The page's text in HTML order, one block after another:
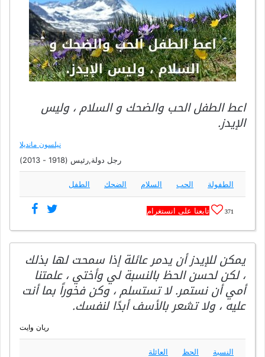
اعط الطفل الحب والضحك و السلام ، وليس
الإيدز.
نيلسون مانديلا
رجل دولة,رئيس (1918 - 2013)
الطفولة الحب السلام الضحك الطفل
371 تابعنا على انستغرام
يمكن للإيدز أن يدمر عائلة إذا سمحت لها بذلك
، لكن لحسن الحظ بالنسبة لي وأختي ، علمتنا
أمي أن نستمر. لا تستسلم ، وكن فخوراً بما أنت
عليه ، ولا تشعر بالأسف أبدًا لنفسك.
ريان وايت
النسبة الحظ العائلة